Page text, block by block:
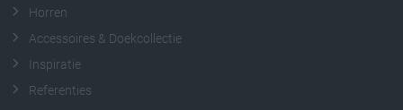
Horren
Accessoires & Doekcollectie
Inspiratie
Referenties